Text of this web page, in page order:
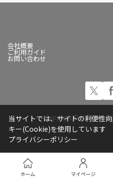
ホーム マイページ
会社概要
ご利用ガイド
お問い合わせ
Copyright © ULTRA-
当サイトでは、サイトの利便性
キー(Cookie)を使用しています
プライバシーポリシー